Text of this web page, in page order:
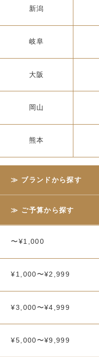
新潟
岐阜
大阪
岡山
熊本
ブランドから探す
ご予算から探す
〜¥1,000
¥1,000〜¥2,999
¥3,000〜¥4,999
¥5,000〜¥9,999